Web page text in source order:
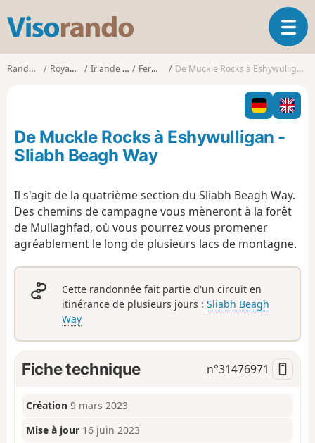
s
o
o
O
u
v
i
r
l
i
g
t
o
Randonnées Royaume-Uni Irlande du Nord Fermanagh De Muckle Rocks à Eshywulligan - Sliabh Beagh Way
De Muckle Rocks à Eshywulligan -
Sliabh Beagh Way
Il s'agit de la quatrième section du Sliabh Beagh Way.
Des chemins de campagne vous mèneront à la forêt
de Mullaghfad, où vous pourrez vous promener
agréablement le long de plusieurs lacs de montagne.
Cette randonnée fait partie d'un circuit en
itinérance de plusieurs jours :Sliabh Beagh
Way
Fiche technique n°31476971
Création 9 mars 2023
Mise à jour 16 juin 2023